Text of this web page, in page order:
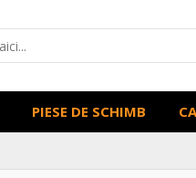
PIESE DE SCHIMB